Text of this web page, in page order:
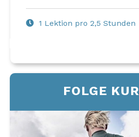
1 Lektion pro 2,5 Stunden
FOLGE